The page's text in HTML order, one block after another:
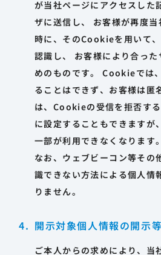
が当社ページにアクセスした
ザに送信し、 お客様が再度
時に、そのCookieを用いて
認識し、 お客様により合っ
めのものです。 Cookieでは
ることはできず、お客様は匿
は、Cookieの受信を拒否す
に設定することもできますが
一部が利用できなくなります。
なお、ウェブビーコン等その
識できない方法による個人情
りません。
開示対象個人情報の開示
ご本人からの求めにより、当